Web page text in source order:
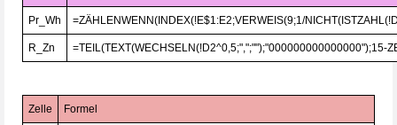
Pr_Wh =ZÄHLENWENN(INDEX(!E$1:E2;VERWEIS(9;1/
R_Zn =TEIL(TEXT(WECHSELN(!D2^0,5;",";"");"000000000000000");15-
Zelle Formel